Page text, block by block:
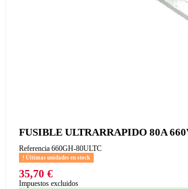
FUSIBLE ULTRARRAPIDO 80A
Referencia 660GH-80ULTC
Últimas unidades en stock
35,70 €
Impuestos excluidos